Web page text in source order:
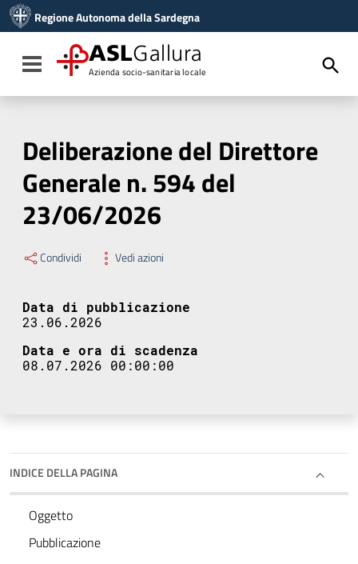
Vai al menu di navigazione
Vai al footer
Regione Autonoma della Sardegna
Toggle navigation
ASLGallura
Azienda socio-sanitaria locale
Deliberazione del Direttore
Generale n. 594 del
23/06/2026
Condividi Vedi azioni
Data di pubblicazione
23.06.2026
Data e ora di scadenza
08.07.2026 00:00:00
INDICE DELLA PAGINA
Oggetto
Pubblicazione